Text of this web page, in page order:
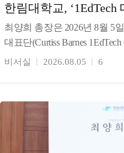
한림대학교, ‘1EdTech
최양희 총장은 2026년 8월 5
대표단(Curtiss Barnes 1EdTech
협의는 한림대의 AI
비서실 2026.08.05 6